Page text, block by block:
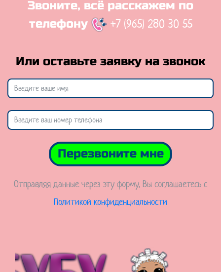
Звоните, всё расскажем по
телефону
+7 (965) 280 30 55
Или оставьте заявку на звонок
Перезвоните мне
Отправляя данные через эту форму, Вы соглашаетесь с
Политикой конфиденциальности